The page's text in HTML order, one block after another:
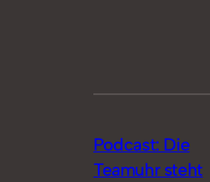
Podcast: Die
Teamuhr steht